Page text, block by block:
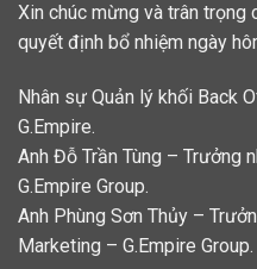
Xin chúc mừng và trân trọng
quyết định bổ nhiệm ngày
Nhân sự Quản lý khối Back
G.Empire.
Anh Đỗ Trần Tùng – Trưởng
G.Empire Group.
Anh Phùng Sơn Thủy –
Marketing – G.Empire Group.